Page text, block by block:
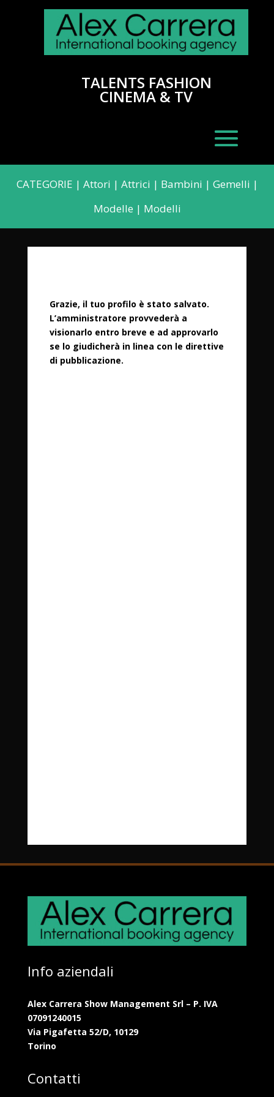
TALENTS FASHION
CINEMA & TV
CATEGORIE | Attori | Attrici | Bambini | Gemelli |
Modelle | Modelli
Grazie, il tuo profilo è stato salvato.
L’amministratore provvederà a
visionarlo entro breve e ad approvarlo
se lo giudicherà in linea con le direttive
di pubblicazione.
Info aziendali
Alex Carrera Show Management Srl – P. IVA
07091240015
Via Pigafetta 52/D, 10129
Torino
Contatti